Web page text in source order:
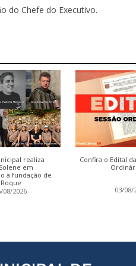
do Chefe do Executivo.
realiza
em
à fundação de
Roque
08/2026
Confira o Edital
03/08/